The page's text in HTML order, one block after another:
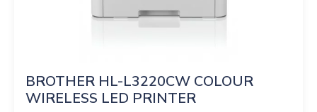
BROTHER HL-L3220CW COLOUR
WIRELESS LED PRINTER